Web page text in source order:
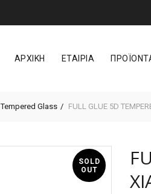
ΑΡΧΙΚΗ ΕΤΑΙΡΙΑ
Tempered Glass FULL GLUE 5D
SOLD
OUT